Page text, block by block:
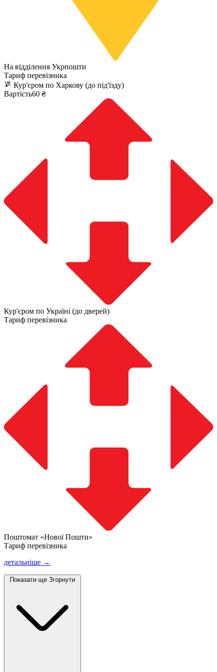
На відділення Укрпошти
Тариф перевізника
Кур'єром по Харкову (до під'їзду)
Вартість60 ₴
Кур'єром по Україні (до дверей)
Тариф перевізника
Поштомат «Нової Пошти»
Тариф перевізника
детальніше →
Показати ще Згорнути